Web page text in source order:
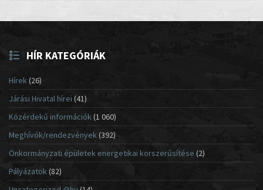
HÍR KATEGÓRIÁK
Hírek(26)
Járási Hivatal hírei (41)
Közérdekű információk(1 060)
Meghívók/rendezvények (392)
Önkormányzati épületek energetikai korszerűsítése (2)
Pályázatok (82)